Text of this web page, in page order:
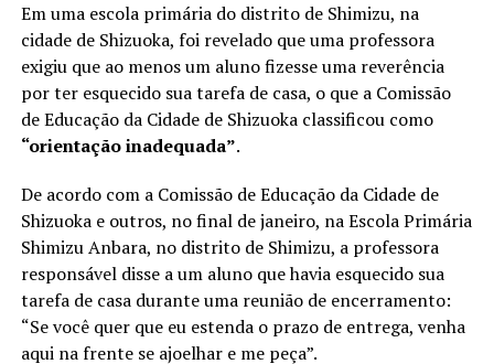
Em uma escola primária do distrito de Shimizu, na
cidade de Shizuoka, foi revelado que uma professora
exigiu que ao menos um aluno fizesse uma reverência
por ter esquecido sua tarefa de casa, o que a Comissão
de Educação da Cidade de Shizuoka classificou como
“orientação inadequada”.
De acordo com a Comissão de Educação da Cidade de
Shizuoka e outros, no final de janeiro, na Escola Primária
Shimizu Anbara, no distrito de Shimizu, a professora
responsável disse a um aluno que havia esquecido sua
tarefa de casa durante uma reunião de encerramento:
“Se você quer que eu estenda o prazo de entrega, venha
aqui na frente se ajoelhar e me peça”.